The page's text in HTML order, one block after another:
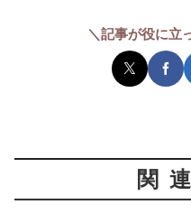
＼記事が役に立
関